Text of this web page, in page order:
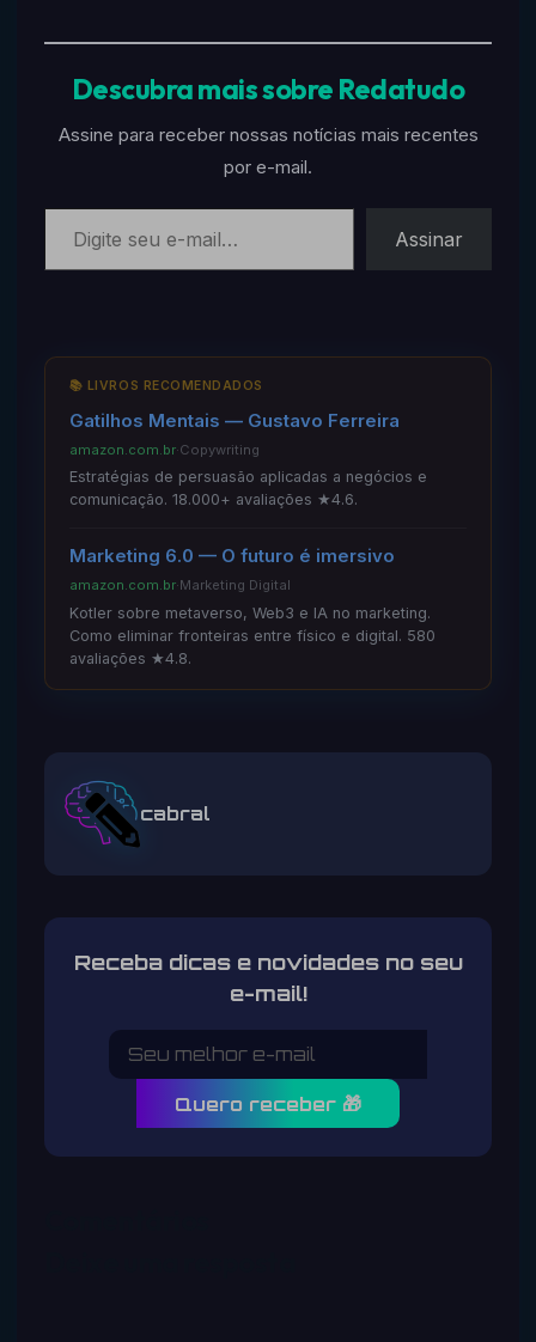
Descubra mais sobre Redatudo
Assine para receber nossas notícias mais recentes
por e-mail.
Digite seu e-mail…
Assinar
📚 LIVROS RECOMENDADOS
Gatilhos Mentais — Gustavo Ferreira
amazon.com.br·Copywriting
Estratégias de persuasão aplicadas a negócios e
comunicação. 18.000+ avaliações ★4.6.
Marketing 6.0 — O futuro é imersivo
amazon.com.br·Marketing Digital
Kotler sobre metaverso, Web3 e IA no marketing.
Como eliminar fronteiras entre físico e digital. 580
avaliações ★4.8.
cabral
Receba dicas e novidades no seu
e-mail!
Quero receber 🎁